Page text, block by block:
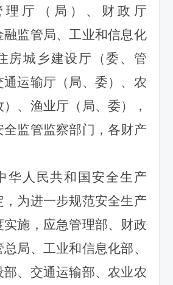
理厅（局）、财政厅
融监管局、工业和信息化
房城乡建设厅（委、管
运输厅（局、委）、农
、渔业厅（局、委），
监管监察部门，各财产
华人民共和国安全生产
为进一步规范安全生产
施，应急管理部、财政
局、工业和信息化部、
、交通运输部、农业农